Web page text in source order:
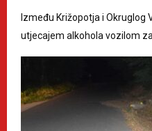
Između Križopotja i Okruglog
utjecajem alkohola vozilom